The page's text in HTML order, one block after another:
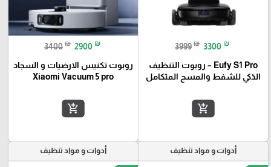
3999 ₪ 3300 ₪
Eufy S1 Pro – روبوت التنظيف
الذكي للشفط والمسح المتكامل
add_shopping_cart
3400 ₪ 2900 ₪
روبوت تكنيس الارضيات و السجاد
Xiaomi Vacuum 5 pro
add_shopping_cart
أدوات و مواد تنظيف أدوات و مواد تنظيف